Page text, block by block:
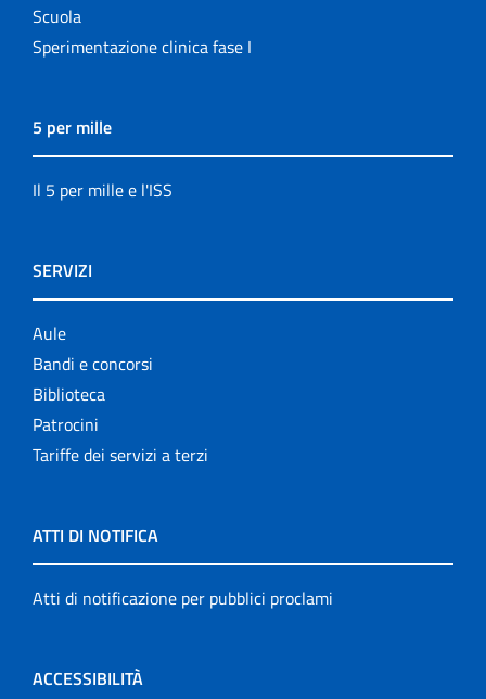
Scuola
Sperimentazione clinica fase I
5 per mille
Il 5 per mille e l'ISS
SERVIZI
Aule
Bandi e concorsi
Biblioteca
Patrocini
Tariffe dei servizi a terzi
ATTI DI NOTIFICA
Atti di notificazione per pubblici proclami
ACCESSIBILITÀ